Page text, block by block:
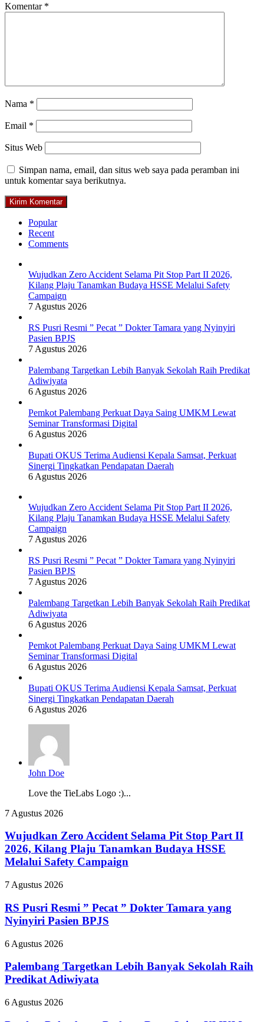
Komentar *
Nama *
Email *
Situs Web
Simpan nama, email, dan situs web saya pada peramban ini
untuk komentar saya berikutnya.
Popular
Recent
Comments
Wujudkan Zero Accident Selama Pit Stop Part II 2026,
Kilang Plaju Tanamkan Budaya HSSE Melalui Safety
Campaign
7 Agustus 2026
RS Pusri Resmi ” Pecat ” Dokter Tamara yang Nyinyiri
Pasien BPJS
7 Agustus 2026
Palembang Targetkan Lebih Banyak Sekolah Raih Predikat
Adiwiyata
6 Agustus 2026
Pemkot Palembang Perkuat Daya Saing UMKM Lewat
Seminar Transformasi Digital
6 Agustus 2026
Bupati OKUS Terima Audiensi Kepala Samsat, Perkuat
Sinergi Tingkatkan Pendapatan Daerah
6 Agustus 2026
Wujudkan Zero Accident Selama Pit Stop Part II 2026,
Kilang Plaju Tanamkan Budaya HSSE Melalui Safety
Campaign
7 Agustus 2026
RS Pusri Resmi ” Pecat ” Dokter Tamara yang Nyinyiri
Pasien BPJS
7 Agustus 2026
Palembang Targetkan Lebih Banyak Sekolah Raih Predikat
Adiwiyata
6 Agustus 2026
Pemkot Palembang Perkuat Daya Saing UMKM Lewat
Seminar Transformasi Digital
6 Agustus 2026
Bupati OKUS Terima Audiensi Kepala Samsat, Perkuat
Sinergi Tingkatkan Pendapatan Daerah
6 Agustus 2026
John Doe
Love the TieLabs Logo :)...
Wujudkan
Accident
Selama
Pit
Stop
II
Kilang
Plaju
Tanamkan
Budaya
HSSE
Melalui
Safety
Campaign
7 Agustus 2026
Wujudkan Zero Accident Selama Pit Stop Part II
2026, Kilang Plaju Tanamkan Budaya HSSE
Melalui Safety Campaign
RS
Resmi
”
Pecat
Dokter
yang
Nyinyiri
BPJS
7 Agustus 2026
RS Pusri Resmi ” Pecat ” Dokter Tamara yang
Nyinyiri Pasien BPJS
Palembang
Lebih
Banyak
Sekolah
Predikat
6 Agustus 2026
Palembang Targetkan Lebih Banyak Sekolah Raih
Predikat Adiwiyata
Pemkot
6 Agustus 2026